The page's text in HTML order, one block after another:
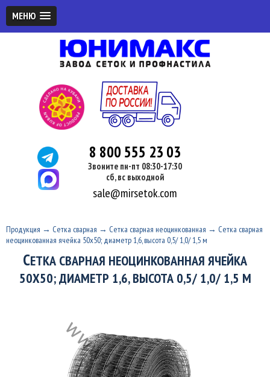
МЕНЮ
8 800 555 23 03
Звоните пн-пт 08:30-17:30
сб, вс выходной
sale@mirsetok.com
Продукция → Сетка сварная → Сетка сварная неоцинкованная → Сетка сварная
неоцинкованная ячейка 50x50; диаметр 1,6, высота 0,5/ 1,0/ 1,5 м
СЕТКА СВАРНАЯ НЕОЦИНКОВАННАЯ ЯЧЕЙКА
50X50; ДИАМЕТР 1,6, ВЫСОТА 0,5/ 1,0/ 1,5 М